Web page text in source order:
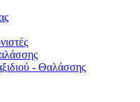
- Θαλάσσης